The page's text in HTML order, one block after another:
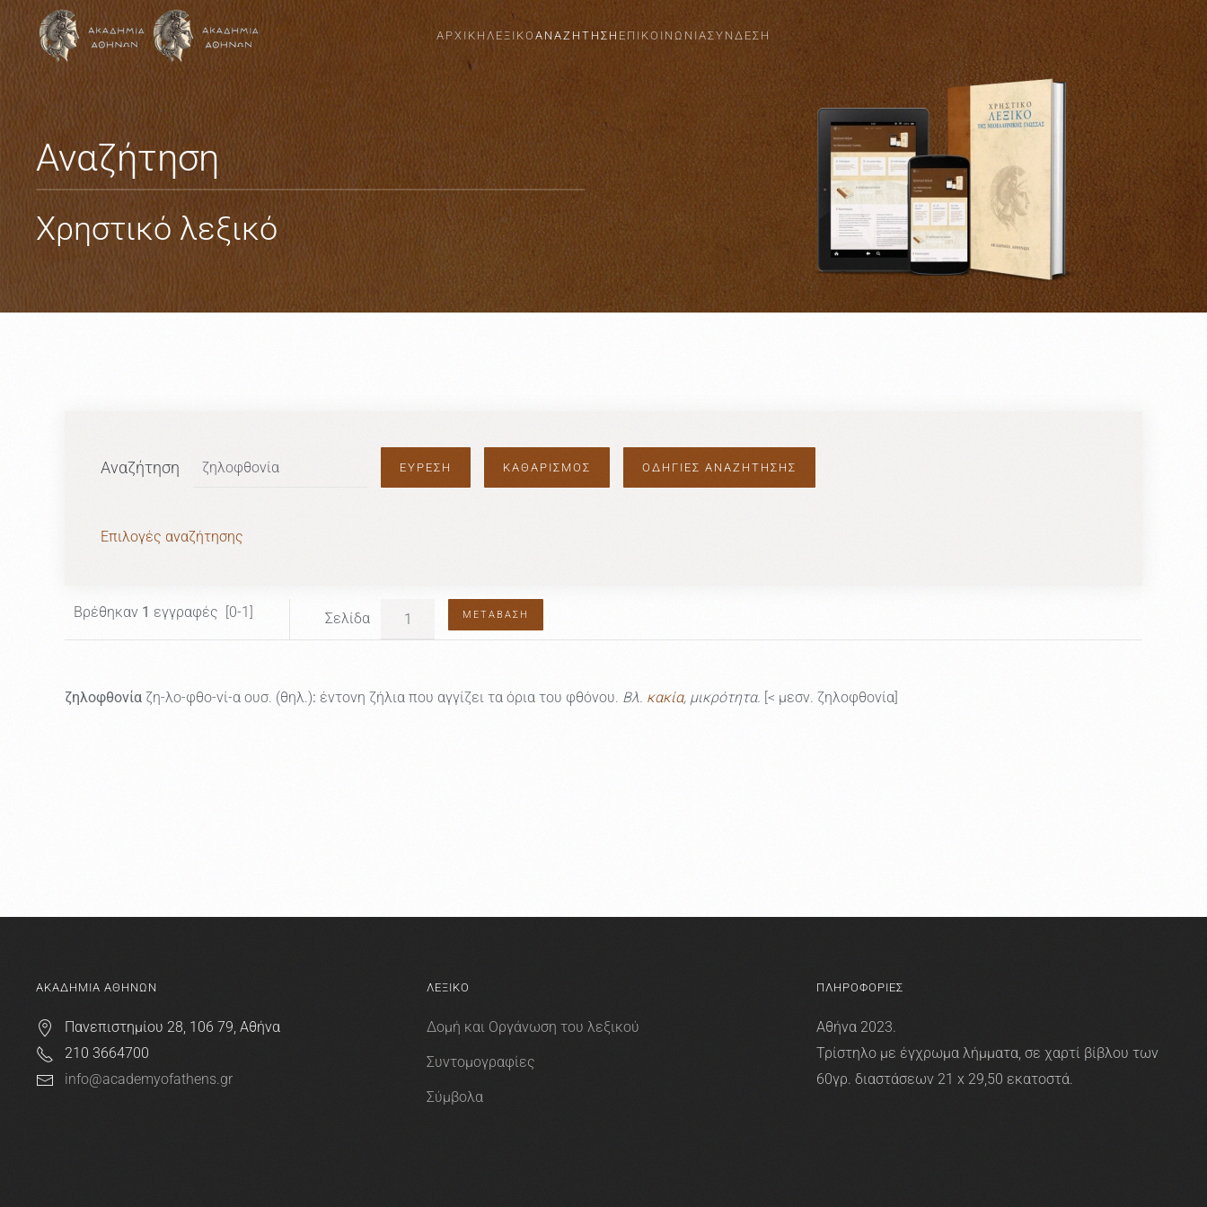
Skip to main content
ΑΡΧΙΚΗ ΛΕΞΙΚΟ ΑΝΑΖΗΤΗΣΗ ΕΠΙΚΟΙΝΩΝΙΑΣΎΝΔΕΣΗ
Αναζήτηση
Χρηστικό λεξικό
Αναζήτηση ΟΔΗΓΙΕΣ ΑΝΑΖΗΤΗΣΗΣ
Επιλογές αναζήτησης
Βρέθηκαν 1 εγγραφές [0-1] Σελίδα ΜΕΤΆΒΑΣΗ
ζηλοφθονία ζη-λο-φθο-νί-α ουσ. (θηλ.): έντονη ζήλια που αγγίζει τα όρια του φθόνου. Βλ. κακία, μικρότητα. [< μεσν. ζηλοφθονία]
ΑΚΑΔΗΜΙΑ ΑΘΗΝΩΝ
Πανεπιστημίου 28, 106 79, Αθήνα
210 3664700
info@academyofathens.gr
ΛΕΞΙΚΟ
Δομή και Οργάνωση του λεξικού
Συντομογραφίες
Σύμβολα
ΠΛΗΡΟΦΟΡΙΕΣ
Αθήνα 2023.
Τρίστηλο με έγχρωμα λήμματα, σε χαρτί βίβλου των
60γρ. διαστάσεων 21 x 29,50 εκατοστά.